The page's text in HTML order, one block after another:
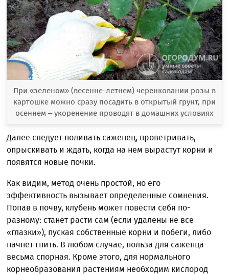
При «зеленом» (весенне-летнем) черенковании розы в
картошке можно сразу посадить в открытый грунт, при
осеннем – укоренение проводят в домашних условиях
Далее следует поливать саженец, проветривать,
опрыскивать и ждать, когда на нем вырастут корни и
появятся новые почки.
Как видим, метод очень простой, но его
эффективность вызывает определенные сомнения.
Попав в почву, клубень может повести себя по-
разному: станет расти сам (если удалены не все
«глазки»), пуская собственные корни и побеги, либо
начнет гнить. В любом случае, польза для саженца
весьма спорная. Кроме этого, для нормального
корнеобразования растениям необходим кислород